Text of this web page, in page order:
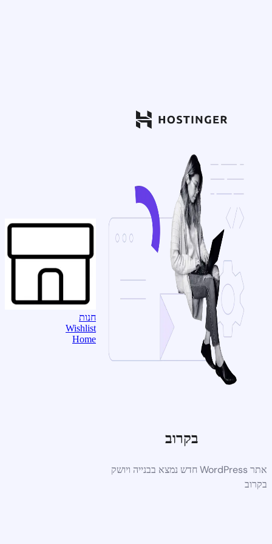
בקרוב
אתר WordPress חדש נמצא בבנייה ויושק
בקרוב
חנות
Wishlist
Home